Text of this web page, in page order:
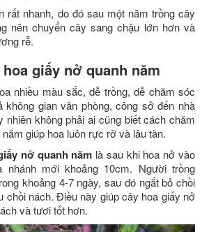
rất nhanh, do đó sau một năm trồng cây
nên chuyển cây sang chậu lớn hơn và
rễ.
giấy nở quanh năm
nhiều màu sắc, dễ trồng, dễ chăm sóc
không gian văn phòng, công sở đến nhà
không phải ai cũng biết cách chăm
giúp hoa luôn rực rỡ và lâu tàn.
nở quanh năm là sau khi hoa nở vào
mới khoảng 10cm. Người trồng
khoảng 4-7 ngày, sau đó ngắt bỏ chồi
chồi nách. Điều này giúp cây hoa giấy nở
và tươi tốt hơn.